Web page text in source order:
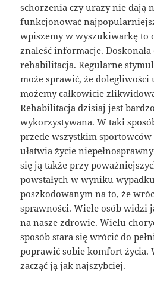
schorzenia czy urazy nie dają
funkcjonować
wpiszemy w wyszukiwarkę to
znaleść informacje.
rehabilitacja. Regularne
może sprawić, że dolegliwości
możemy całkowicie
Rehabilitacja dzisiaj jest
wykorzystywana. W taki
przede wszystkim sportowców
ułatwia życie
się ją także przy
powstałych w wyniku
poszkodowanym na to, że
sprawności. Wiele osób widzi
na nasze zdrowie. Wielu
sposób stara się wrócić do
poprawić sobie komfort życia.
zacząć ją jak najszybciej.